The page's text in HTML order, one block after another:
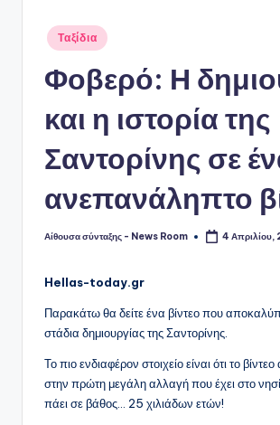
Αναρτήθηκε
σε
Ταξίδια
Φοβερό: Η
και η ιστορία της
Σαντορίνης σε
ανεπανάληπτο
Συγγραφέας:
Αίθουσα σύνταξης - News Room 4
Hellas-today.gr
Παρακάτω θα δείτε ένα βίντεο που
στάδια δημιουργίας της Σαντορίνης.
Το πιο ενδιαφέρον στοιχείο είναι ότι το
στην πρώτη μεγάλη αλλαγή που έχει στο
πάει σε βάθος… 25 χιλιάδων ετών!